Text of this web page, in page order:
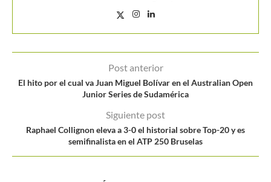
Post anterior
El hito por el cual va Juan Miguel Bolívar en el Australian Open
Junior Series de Sudamérica
Siguiente post
Raphael Collignon eleva a 3-0 el historial sobre Top-20 y es
semifinalista en el ATP 250 Bruselas